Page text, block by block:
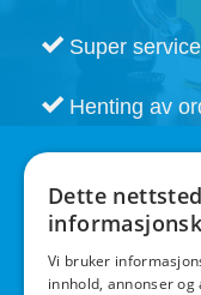
Super
Henting av
Kort
God service
fullført.
Dette
Vi bruker
innhold, annonser